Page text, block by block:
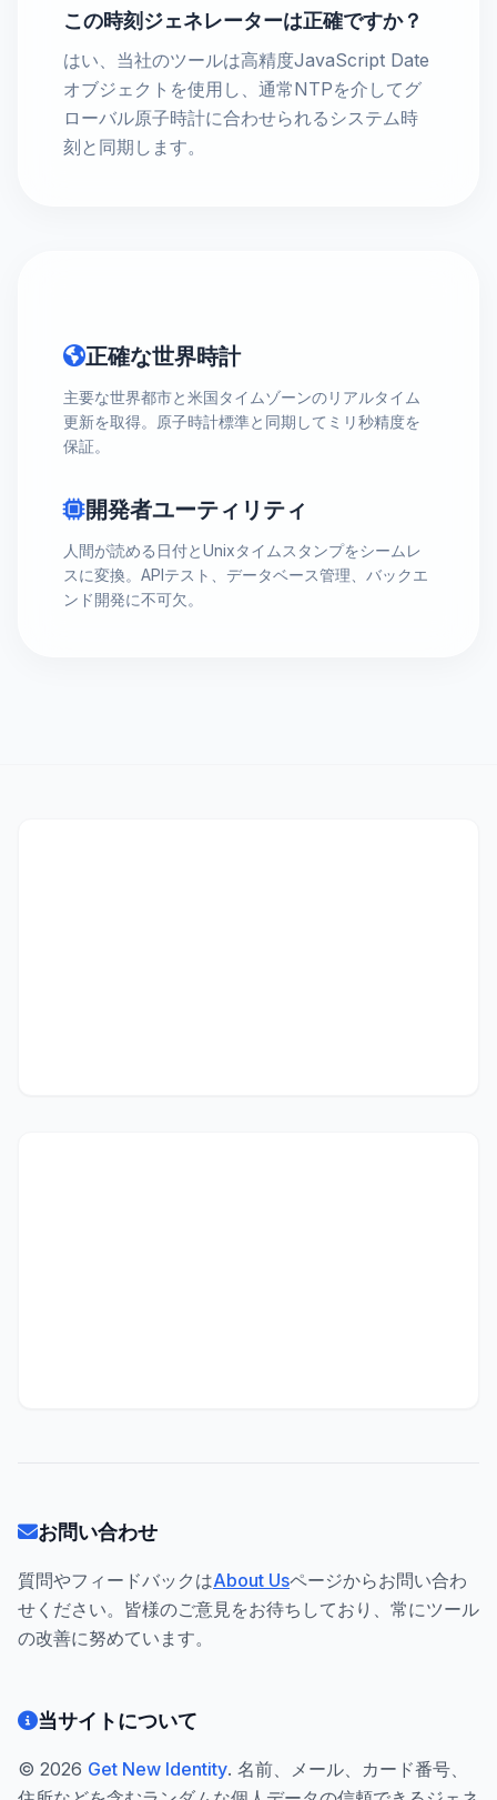
この時刻ジェネレーターは正確ですか？
はい、当社のツールは高精度JavaScript Date
オブジェクトを使用し、通常NTPを介してグ
ローバル原子時計に合わせられるシステム時
刻と同期します。
正確な世界時計
主要な世界都市と米国タイムゾーンのリアルタイム
更新を取得。原子時計標準と同期してミリ秒精度を
保証。
開発者ユーティリティ
人間が読める日付とUnixタイムスタンプをシームレ
スに変換。APIテスト、データベース管理、バックエ
ンド開発に不可欠。
お問い合わせ
質問やフィードバックはAbout Usページからお問い合わ
せください。皆様のご意見をお待ちしており、常にツール
の改善に努めています。
当サイトについて
© 2026 Get New Identity. 名前、メール、カード番号、